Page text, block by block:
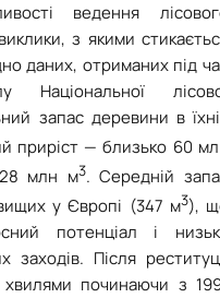
ведення
з якими
даних, отриманих під
Національної
запас деревини в
приріст — близько 60
млн м3. Середній
у Європі (347 м3),
потенціал і
заходів. Після
хвилями починаючи з